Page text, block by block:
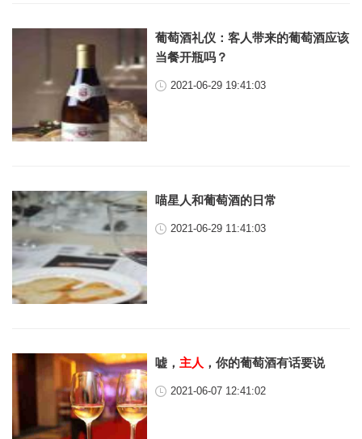
葡萄酒礼仪：客人带来的葡萄酒应该
当餐开瓶吗？
2021-06-29 19:41:03
喵星人和葡萄酒的日常
2021-06-29 11:41:03
嘘， 主人 ，你的葡萄酒有话要说
2021-06-07 12:41:02